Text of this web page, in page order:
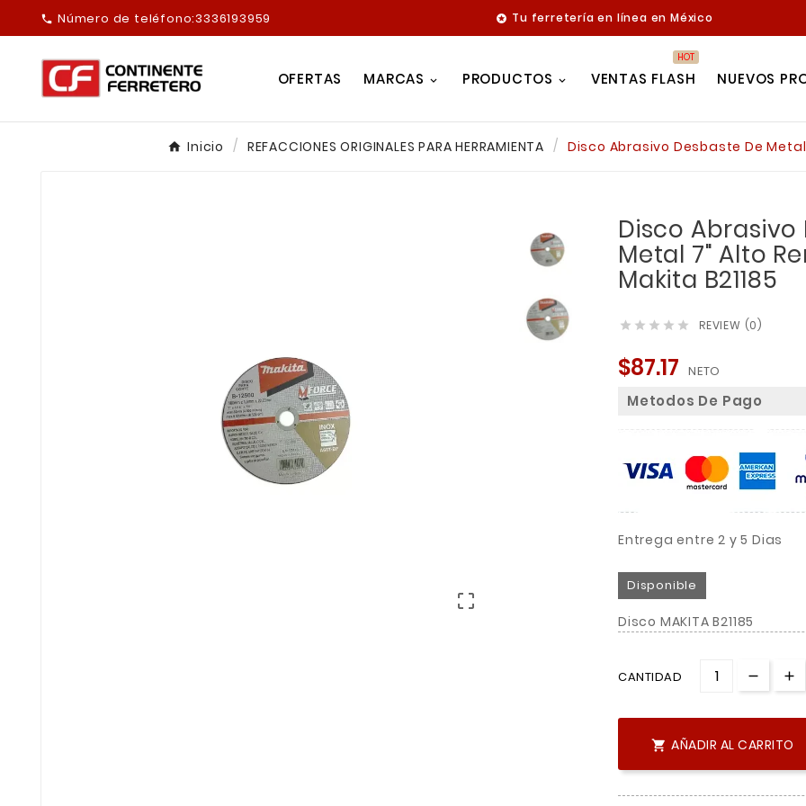
 Número de teléfono:3336193959  Tu ferretería en línea en México
OFERTAS MARCAS PRODUCTOS VENTAS FLASH
HOT
NUEVOS
Inicio REFACCIONES ORIGINALES PARA HERRAMIENTA Disco Abrasivo Desbaste De

Disco
Metal 7" Alto
Makita B21185
     REVIEW (0)
$87.17 NETO
Metodos De Pago
Entrega entre 2 y 5 Dias
Disponible
Disco MAKITA B21185
CANTIDAD
 AÑADIR AL CARRITO